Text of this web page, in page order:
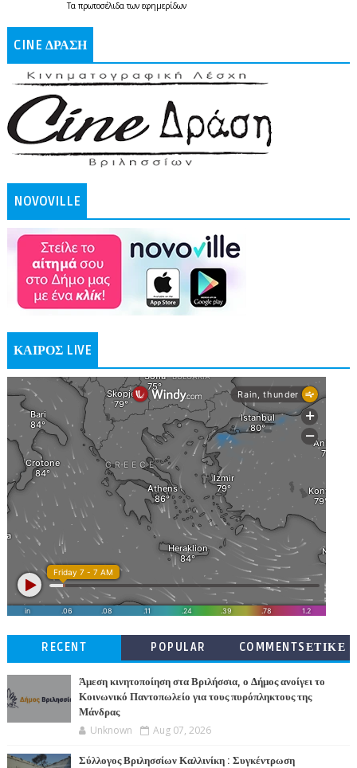
Τα πρωτοσέλιδατων εφημερίδων
CINE ΔΡΑΣΗ
NOVOVILLE
ΚΑΙΡΟΣ LIVE
RECENT POPULAR
COMMENTSΕΤΙΚΕ
Άμεση κινητοποίηση στα Βριλήσσια, ο Δήμος ανοίγει το
Κοινωνικό Παντοπωλείο για τους πυρόπληκτους της
Μάνδρας
Unknown Aug 07, 2026
Σύλλογος Βριλησσίων Καλλινίκη : Συγκέντρωση